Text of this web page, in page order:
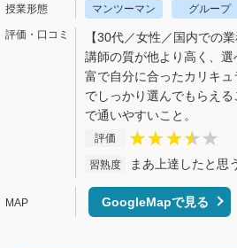
マンツーマン グループ
【30代／女性／国内での
講師の質が他より高く、
富で自分に合ったカリキ
でしっかり選んでもらえ
で通いやすいこと。
評価
習熟度 まあ上達したと思
GoogleMapで見る